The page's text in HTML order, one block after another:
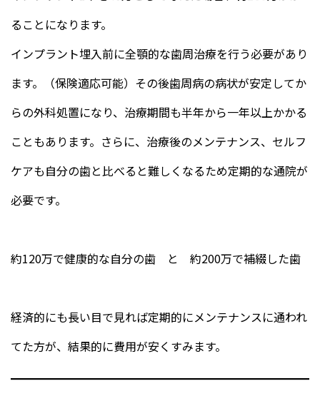
ることになります。
インプラント埋入前に全顎的な歯周治療を行う必要があり
ます。（保険適応可能）その後歯周病の病状が安定してか
らの外科処置になり、治療期間も半年から一年以上かかる
こともあります。さらに、治療後のメンテナンス、セルフ
ケアも自分の歯と比べると難しくなるため定期的な通院が
必要です。
約120万で健康的な自分の歯 と 約200万で補綴した歯
経済的にも長い目で見れば定期的にメンテナンスに通われ
てた方が、結果的に費用が安くすみます。